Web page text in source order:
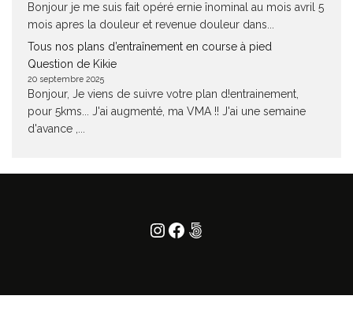
Bonjour je me suis fait opéré ernie înominal au mois avril 5
mois apres la douleur et revenue douleur dans...
Tous nos plans d’entraînement en course à pied
Question de Kikie
20 septembre 2025
Bonjour, Je viens de suivre votre plan d!entrainement,
pour 5kms... J'ai augmenté, ma VMA !! J'ai une semaine
d'avance ,...
Instagram
Facebook
500px